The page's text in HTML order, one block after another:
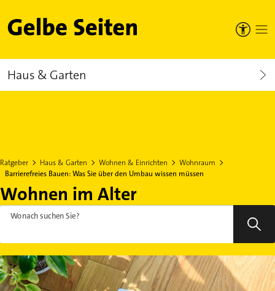
Gelbe Seiten
Haus & Garten
Ratgeber Haus & Garten Wohnen & Einrichten
Wohnraum
Barrierefreies Bauen: Was Sie über den Umbau wissen müssen
Wohnen im Alter
Wonach suchen Sie?